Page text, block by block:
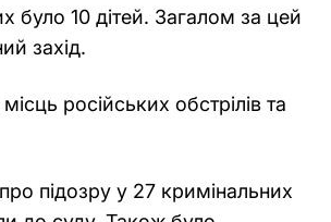
було 10 дітей. Загалом за цей
захід.
російських обстрілів та
підозру у 27 кримінальних